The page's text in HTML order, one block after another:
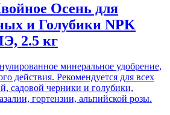
Осень для
и Голубики NPK
2.5 кг
минеральное удобрение,
действия. Рекомендуется для всех
садовой черники и голубики,
гортензии, альпийской розы.